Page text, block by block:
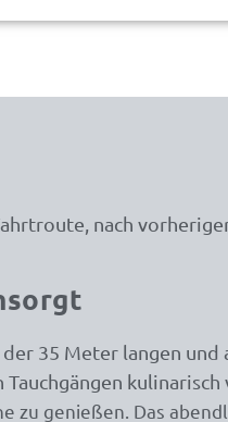
nach
35 Meter langen
kulinarisch
zu genießen. Das